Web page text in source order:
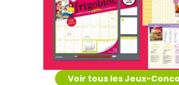
Voir tous les Jeux-